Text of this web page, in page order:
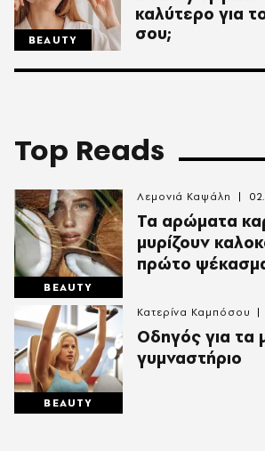
BEAUTY
καλύτερο για
σου;
Top Reads
BEAUTY
Τα αρώματα
μυρίζουν
πρώτο
Λεμονιά Καψάλη
BEAUTY
Οδηγός για τα
γυμναστήριο
Κατερίνα Καμπόσου